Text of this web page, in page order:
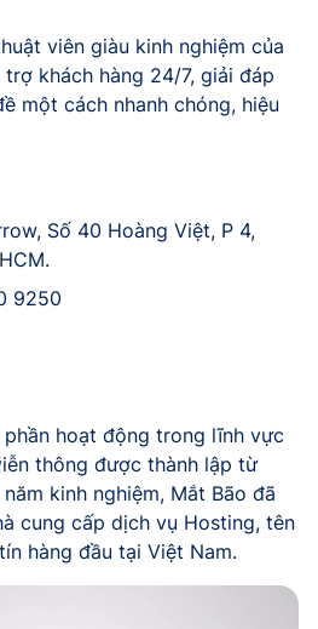
viên giàu kinh nghiệm của
trợ khách hàng 24/7, giải đáp
một cách nhanh chóng, hiệu
Số 40 Hoàng Việt, P 4,
9250
hoạt động trong lĩnh vực
thông được thành lập từ
kinh nghiệm, Mắt Bão đã
cung cấp dịch vụ Hosting, tên
hàng đầu tại Việt Nam.